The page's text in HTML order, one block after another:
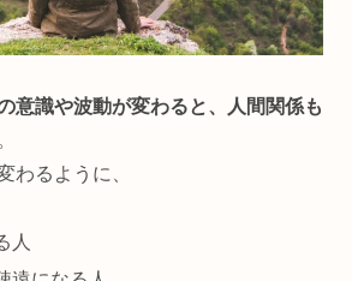
意識や波動が変わると、人間関係も
わるように、
人